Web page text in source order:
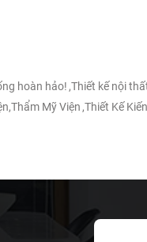
hoàn hảo! ,Thiết kế nội
Mỹ Viện ,Thiết Kế